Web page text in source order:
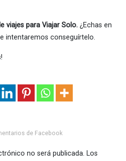
viajes para Viajar Solo. ¿Echas en
intentaremos conseguírtelo.
de Facebook
no será publicada. Los